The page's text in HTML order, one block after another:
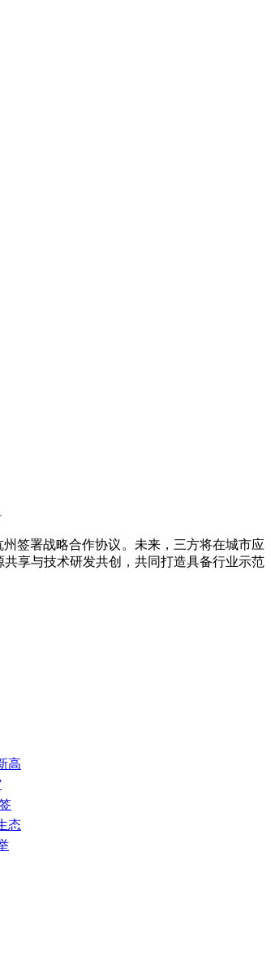
签署战略合作协议。未来，三方将在城市应
享与技术研发共创，共同打造具备行业示范
高
态